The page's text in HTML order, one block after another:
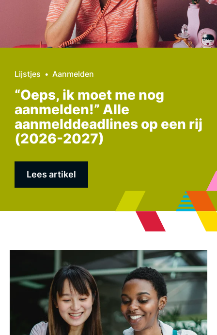
Lijstjes Aanmelden
“Oeps, ik moet me nog
aanmelden!” Alle
aanmelddeadlines op een rij
(2026-2027)
Lees artikel